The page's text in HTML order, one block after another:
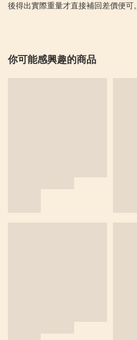
後得出實際重量才直接補回差價便可。
你可能感興趣的商品